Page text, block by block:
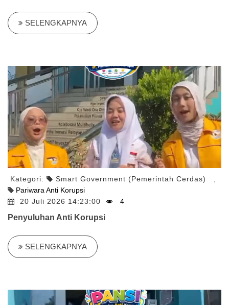
SELENGKAPNYA
Kategori: Smart Government (Pemerintah Cerdas)
Pariwara Anti Korupsi
20 Juli 2026 14:23:00
4
Penyuluhan Anti Korupsi
SELENGKAPNYA